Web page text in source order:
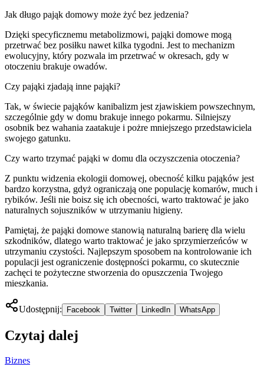
Jak długo pająk domowy może żyć bez jedzenia?
Dzięki specyficznemu metabolizmowi, pająki domowe mogą
przetrwać bez posiłku nawet kilka tygodni. Jest to mechanizm
ewolucyjny, który pozwala im przetrwać w okresach, gdy w
otoczeniu brakuje owadów.
Czy pająki zjadają inne pająki?
Tak, w świecie pająków kanibalizm jest zjawiskiem powszechnym,
szczególnie gdy w domu brakuje innego pokarmu. Silniejszy
osobnik bez wahania zaatakuje i pożre mniejszego przedstawiciela
swojego gatunku.
Czy warto trzymać pająki w domu dla oczyszczenia otoczenia?
Z punktu widzenia ekologii domowej, obecność kilku pająków jest
bardzo korzystna, gdyż ograniczają one populację komarów, much i
rybików. Jeśli nie boisz się ich obecności, warto traktować je jako
naturalnych sojuszników w utrzymaniu higieny.
Pamiętaj, że pająki domowe stanowią naturalną barierę dla wielu
szkodników, dlatego warto traktować je jako sprzymierzeńców w
utrzymaniu czystości. Najlepszym sposobem na kontrolowanie ich
populacji jest ograniczenie dostępności pokarmu, co skutecznie
zachęci te pożyteczne stworzenia do opuszczenia Twojego
mieszkania.
Udostępnij: Facebook Twitter LinkedIn WhatsApp
Czytaj dalej
Biznes